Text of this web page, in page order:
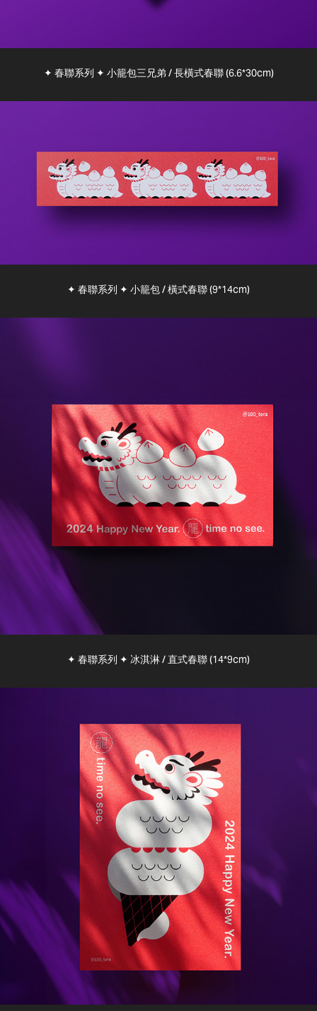
✦ 春聯系列 ✦ 小籠包三兄弟 / 長橫式春聯 (6.6*30cm)
✦ 春聯系列 ✦ 小籠包 / 橫式春聯 (9*14cm)
✦ 春聯系列 ✦ 冰淇淋 / 直式春聯 (14*9cm)